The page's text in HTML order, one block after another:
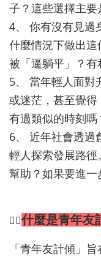
子？這些選擇主要
4、 你有沒有見過
什麼情況下做出
被「逼躺平」？有
5、 當年輕人面對
或迷茫，甚至覺
有過類似的時刻嗎
6、 近年社會透過
輕人探索發展路
幫助？如果要進
💁‍♂️什麼是青年友
「青年友計傾」